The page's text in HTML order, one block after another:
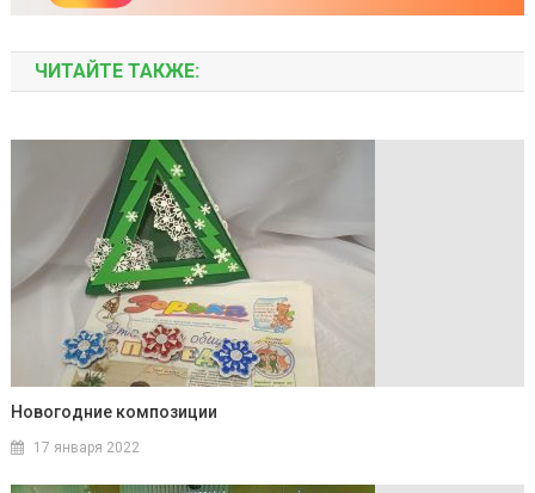
ЧИТАЙТЕ ТАКЖЕ:
Новогодние композиции
17 января 2022